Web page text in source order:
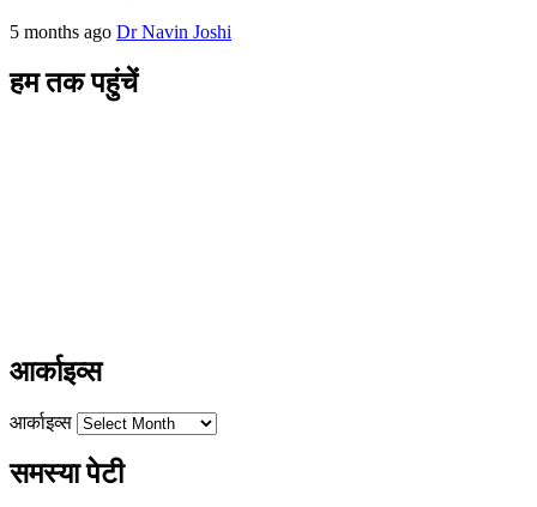
5 months ago Dr Navin Joshi
हम तक पहुंचें
आर्काइव्स
आर्काइव्स
समस्या पेटी